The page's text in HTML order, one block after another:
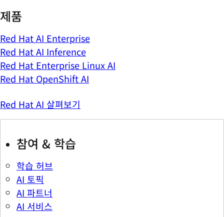
제품
Red Hat AI Enterprise
Red Hat AI Inference
Red Hat Enterprise Linux AI
Red Hat OpenShift AI
Red Hat AI 살펴보기
참여 & 학습
학습 허브
AI 토픽
AI 파트너
AI 서비스